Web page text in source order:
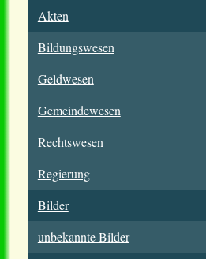
Akten
Bildungswesen
Geldwesen
Gemeindewesen
Rechtswesen
Regierung
Bilder
unbekannte Bilder